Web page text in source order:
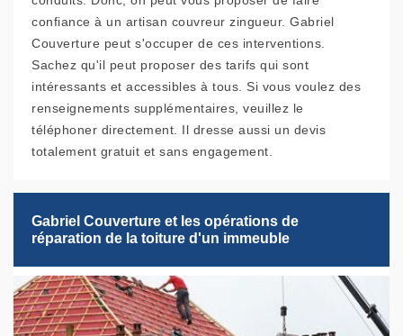
confiance à un artisan couvreur zingueur. Gabriel
Couverture peut s'occuper de ces interventions.
Sachez qu'il peut proposer des tarifs qui sont
intéressants et accessibles à tous. Si vous voulez des
renseignements supplémentaires, veuillez le
téléphoner directement. Il dresse aussi un devis
totalement gratuit et sans engagement.
Gabriel Couverture et les opérations de
réparation de la toiture d'un immeuble